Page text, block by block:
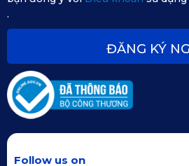
Thảm lót ô tô 360 KATA có
5. Địa chỉ mua thảm
Mercedes-Benz GLC
.
ĐĂNG KÝ
Follow us on